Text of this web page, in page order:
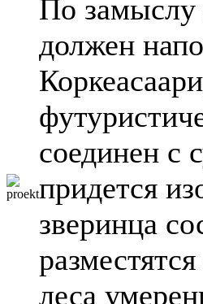
По замыслу
должен
соединен с
придется
зверинца
леса